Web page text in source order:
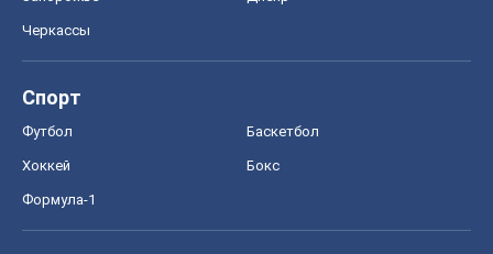
Черкассы
Спорт
Футбол Баскетбол
Хоккей Бокс
Формула-1